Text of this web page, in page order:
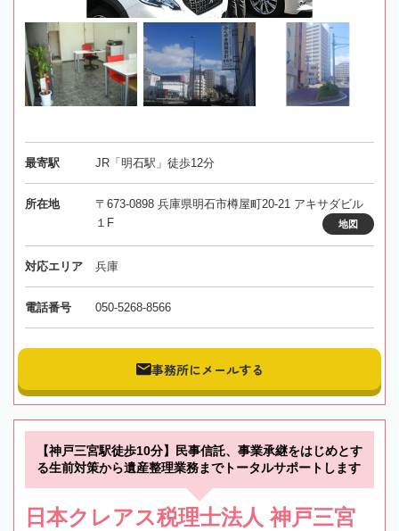
最寄駅 JR「明石駅」徒歩12分
所在地
〒673-0898 兵庫県明石市樽屋町20-21 アキサダビル
１F
地図
対応エリア 兵庫
電話番号 050-5268-8566
事務所にメールする
【神戸三宮駅徒歩10分】民事信託、事業承継をはじめとす
る生前対策から遺産整理業務までトータルサポートします
日本クレアス税理士法人 神戸三宮